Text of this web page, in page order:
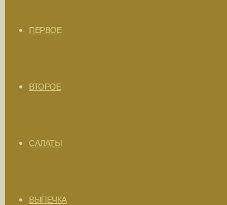
ПЕРВОЕ
ВТОРОЕ
САЛАТЫ
ВЫПЕЧКА